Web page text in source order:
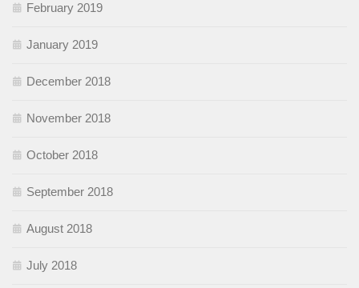
February 2019
January 2019
December 2018
November 2018
October 2018
September 2018
August 2018
July 2018